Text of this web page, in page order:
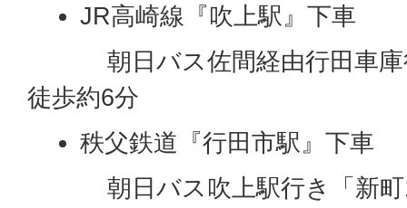
JR高崎線『吹上駅』下車
朝日バス佐間経由行田車庫
徒歩約6分
秩父鉄道『行田市駅』下車
朝日バス吹上駅行き「新町1